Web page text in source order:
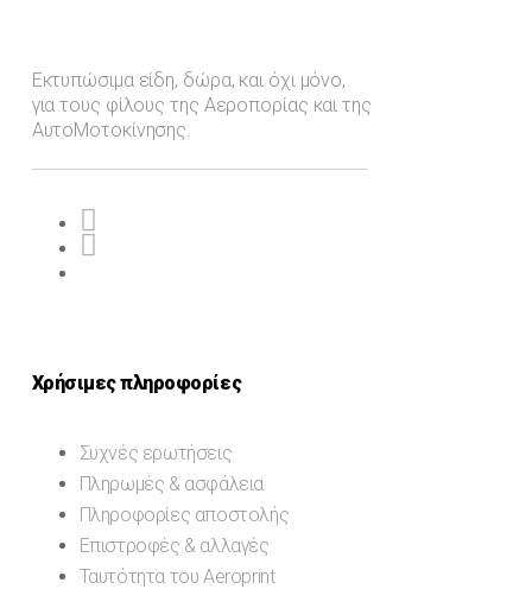
Εκτυπώσιμα είδη, δώρα, και όχι μόνο,
για τους φίλους της Αεροπορίας και της
ΑυτοΜοτοκίνησης.
Χρήσιμες πληροφορίες
Συχνές ερωτήσεις
Πληρωμές & ασφάλεια
Πληροφορίες αποστολής
Επιστροφές & αλλαγές
Ταυτότητα του Aeroprint